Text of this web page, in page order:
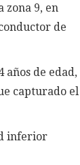
zona 9, en
de
años de edad,
capturado el
inferior